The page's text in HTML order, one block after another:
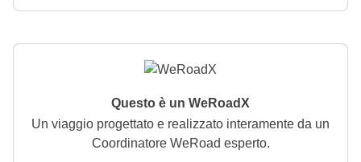
Questo è un WeRoadX
Un viaggio progettato e realizzato interamente da un
Coordinatore WeRoad esperto.